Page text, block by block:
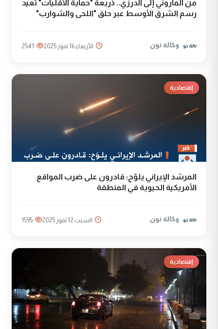
من الماروني إلى الدرزي.. ذريعة "حماية الأقليات" تعيد
رسم الشرق الأوسط عبر حلق "اللحى والشوارب"
وكالة نون الأربعاء 16 تموز 2025 2541
إقتصادية
المرشد الإيراني يلوّح: قادرون على ضرب المواقع
الأمريكية الحيوية في المنطقة
وكالة نون السبت 12 تموز 2025 1595
إقتصادية